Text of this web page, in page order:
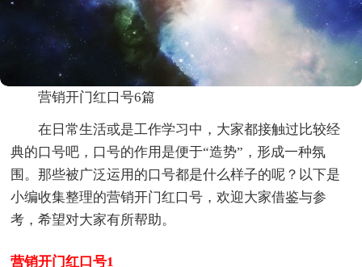
营销开门红口号6篇
在日常生活或是工作学习中，大家都接触过比较经
典的口号吧，口号的作用是便于“造势”，形成一种氛
围。那些被广泛运用的口号都是什么样子的呢？以下是
小编收集整理的营销开门红口号，欢迎大家借鉴与参
考，希望对大家有所帮助。
营销开门红口号1